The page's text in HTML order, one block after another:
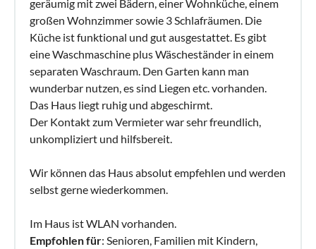
geräumig mit zwei Bädern, einer Wohnküche, einem
großen Wohnzimmer sowie 3 Schlafräumen. Die
Küche ist funktional und gut ausgestattet. Es gibt
eine Waschmaschine plus Wäscheständer in einem
separaten Waschraum. Den Garten kann man
wunderbar nutzen, es sind Liegen etc. vorhanden.
Das Haus liegt ruhig und abgeschirmt.
Der Kontakt zum Vermieter war sehr freundlich,
unkompliziert und hilfsbereit.
Wir können das Haus absolut empfehlen und werden
selbst gerne wiederkommen.
Im Haus ist WLAN vorhanden.
Empfohlen für: Senioren, Familien mit Kindern,